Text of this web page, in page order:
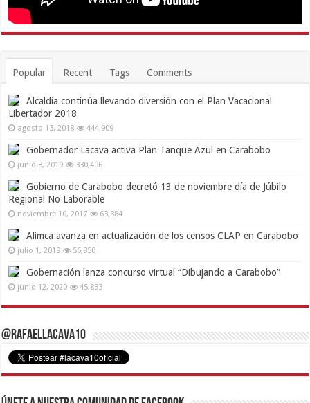
Popular Recent Tags Comments
Alcaldía continúa llevando diversión con el Plan Vacacional
Libertador 2018
agosto 13, 2018 444,909
Gobernador Lacava activa Plan Tanque Azul en Carabobo
junio 3, 2019 330,406
Gobierno de Carabobo decretó 13 de noviembre día de Júbilo
Regional No Laborable
noviembre 10, 2017 63,384
Alimca avanza en actualización de los censos CLAP en Carabobo
julio 1, 2019 56,850
Gobernación lanza concurso virtual “Dibujando a Carabobo”
junio 12, 2020 45,833
@RafaelLacava10